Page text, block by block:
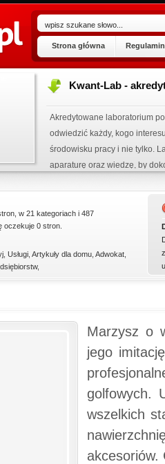
Strona główna
Kwant-Lab -
Akredytowane laboratorium
odwiedzić każdy, kogo
środowisku pracy i nie tylko.
aparaturę oraz wiedzę, by
w 21 kategoriach i 487
oczekuje 0 stron.
Usługi Artykuły dla domu Adwokat
,
Marzysz o
jego
golfowych.
wszelkich
akcesoriów.